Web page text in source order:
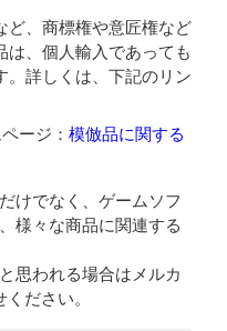
ど、商標権や意匠権など
は、個人輸入であっても
。詳しくは、下記のリン
ージ： 模倣品に関する
けでなく、ゲームソフ
様々な商品に関連する
思われる場合はメルカ
ださい。